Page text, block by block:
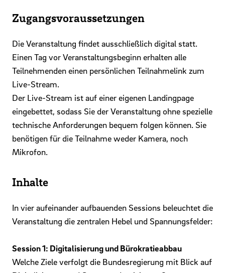
Zugangsvoraussetzungen
Die Veranstaltung findet ausschließlich digital statt.
Einen Tag vor Veranstaltungsbeginn erhalten alle
Teilnehmenden einen persönlichen Teilnahmelink zum
Live-Stream.
Der Live-Stream ist auf einer eigenen Landingpage
eingebettet, sodass Sie der Veranstaltung ohne spezielle
technische Anforderungen bequem folgen können. Sie
benötigen für die Teilnahme weder Kamera, noch
Mikrofon.
Inhalte
In vier aufeinander aufbauenden Sessions beleuchtet die
Veranstaltung die zentralen Hebel und Spannungsfelder:
Session 1: Digitalisierung und Bürokratieabbau
Welche Ziele verfolgt die Bundesregierung mit Blick auf